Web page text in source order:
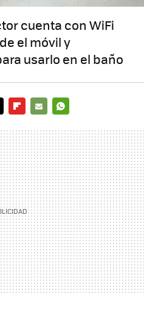
cuenta con WiFi
el móvil y
usarlo en el baño
MAIL